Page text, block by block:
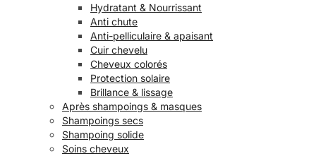
Hydratant & Nourrissant
Anti chute
Anti-pelliculaire & apaisant
Cuir chevelu
Cheveux colorés
Protection solaire
Brillance & lissage
Après shampoings & masques
Shampoings secs
Shampoing solide
Soins cheveux